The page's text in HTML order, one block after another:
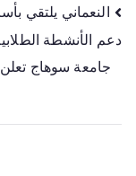
النعماني يلتقي
دعم الأنشطة
جامعة سوهاج تعلن